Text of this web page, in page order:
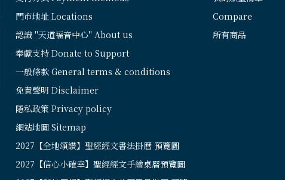
門市地址 Locations
認識 "天道福音中心" About us
奉獻支持 Donate to Support
一般條款 General terms & conditions
免責聲明 Disclaimer
隱私政策 Privacy policy
網站地圖 Sitemap
2027【全地頌讚】聖經經文書法掛曆 預覽圖
2027【信心小確幸】聖經經文手繪桌曆預覽圖
Compare
所有商品